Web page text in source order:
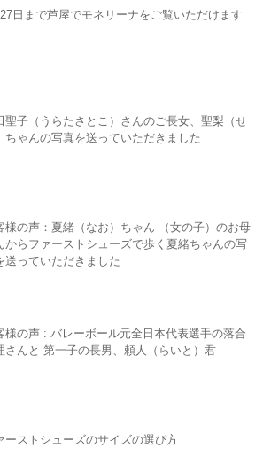
日まで芦屋でモネリーナをご覧いただけます
聖子（うらたさとこ）さんのご長女、聖梨（せ
ちゃんの写真を送っていただきました
様の声：夏緒（なお）ちゃん （女の子）のお母
からファーストシューズで歩く夏緒ちゃんの写
送っていただきました
様の声 : バレーボール元全日本代表選手の落合
さんと 第一子の長男、頼人（らいと）君
ーストシューズのサイズの選び方